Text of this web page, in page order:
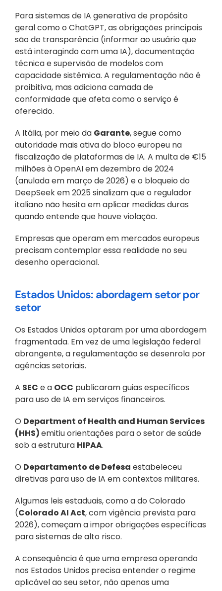
Para sistemas de IA generativa de propósito
geral como o ChatGPT, as obrigações principais
são de transparência (informar ao usuário que
está interagindo com uma IA), documentação
técnica e supervisão de modelos com
capacidade sistêmica. A regulamentação não é
proibitiva, mas adiciona camada de
conformidade que afeta como o serviço é
oferecido.
A Itália, por meio da Garante, segue como
autoridade mais ativa do bloco europeu na
fiscalização de plataformas de IA. A multa de €15
milhões à OpenAI em dezembro de 2024
(anulada em março de 2026) e o bloqueio do
DeepSeek em 2025 sinalizam que o regulador
italiano não hesita em aplicar medidas duras
quando entende que houve violação.
Empresas que operam em mercados europeus
precisam contemplar essa realidade no seu
desenho operacional.
Estados Unidos: abordagem setor por
setor
Os Estados Unidos optaram por uma abordagem
fragmentada. Em vez de uma legislação federal
abrangente, a regulamentação se desenrola por
agências setoriais.
A SEC e a OCC publicaram guias específicos
para uso de IA em serviços financeiros.
O Department of Health and Human Services
(HHS) emitiu orientações para o setor de saúde
sob a estrutura HIPAA.
O Departamento de Defesa estabeleceu
diretivas para uso de IA em contextos militares.
Algumas leis estaduais, como a do Colorado
(Colorado AI Act, com vigência prevista para
2026), começam a impor obrigações específicas
para sistemas de alto risco.
A consequência é que uma empresa operando
nos Estados Unidos precisa entender o regime
aplicável ao seu setor, não apenas uma